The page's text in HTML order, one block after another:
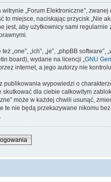
„Forum Elektroniczne”,
to miejsce, naciskając przycisk „Nie
jest, aby użytkownicy sami
„one”, „ich”, „je”, „phpBB
board), wydane na licencji „GNU
internet, a jego autorzy nie
publikowania wypowiedzi o
skutkować dla ciebie całkowitym
może w każdej chwili usunąć,
te nie będą przekazywane nikomu